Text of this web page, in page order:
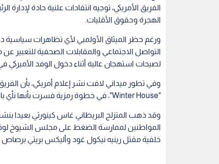
الفريق الأمريكي، توجيه انتقادات علنية حادة
الهجرة وحقوق الأقليات.
ورغم حظر الميثاق الأولمبي لأي تظاهرات سياسية
التواصل الاجتماعي والمقابلات الصحفية
لصيحات استهجان عالية أثناء دخول الوفد الأميركي
"Winter House"، في خطوة رمزية فسرت بأنها نأي بالنفس عن وكالة إنفاذ قوانين الهجرة والجمارك (ICE).
وقد ذهب المتزلج البريطاني غاس كينورثي بعيدا
المواطنين لممارسة الضغط على مجلس الشيوخ
خلفية مقتل رينيه نيكول غود وأليكس بريتي برصاص